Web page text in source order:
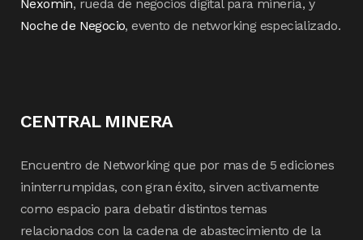
Nexomin, rueda de negocios digital para minería, y
Noche de Negocio, evento de networking especializado.
CENTRAL MINERA
Encuentro de Networking que por mas de 5 ediciones
ininterrumpidas, con gran éxito, sirven activamente
como espacio para debatir distintos temas
relacionados con la cadena de abastecimiento de la